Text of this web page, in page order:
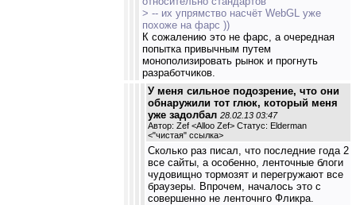
> -- их упрямство насчёт WebGL уже
похоже на фарс ))
К сожалению это не фарс, а очередная
попытка привычным путем
монополизировать рынок и прогнуть
разработчиков.
У меня сильное подозрение, что они
обнаружили тот глюк, который меня
уже задолбал 28.02.13 03:47
Автор: Zef <Alloo Zef> Статус: Elderman
<"чистая" ссылка>
Сколько раз писал, что последние года 2
все сайты, а особенно, ленточные блоги
чудовищно тормозят и перегружают все
браузеры. Впрочем, началось это с
совершенно не ленточнго Фликра.